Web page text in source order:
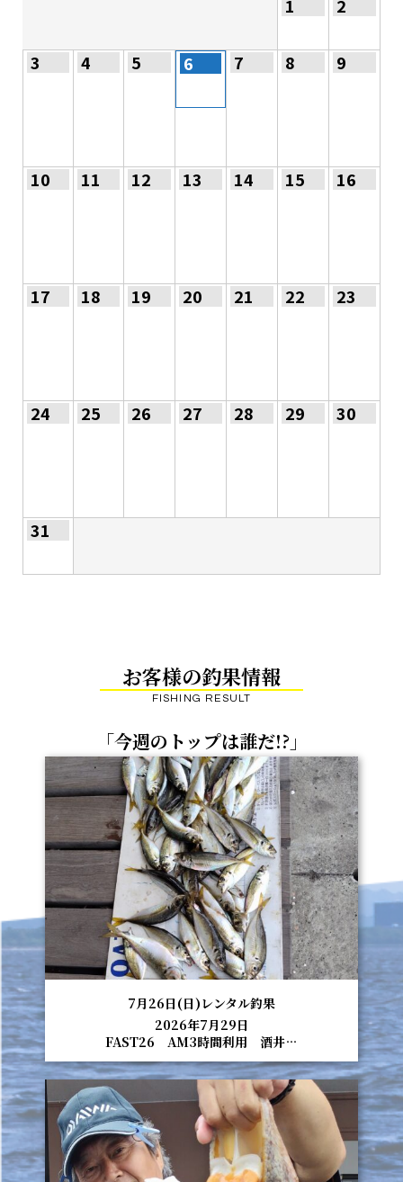
1 2
3 4 5 6 7 8 9
10 11 12 13 14 15 16
17 18 19 20 21 22 23
24 25 26 27 28 29 30
31
お客様の釣果情報
FISHING RESULT
「今週のトップは誰だ!?」
7月26日(日)レンタル釣果
2026年7月29日
FAST26 AM3時間利用 酒井…